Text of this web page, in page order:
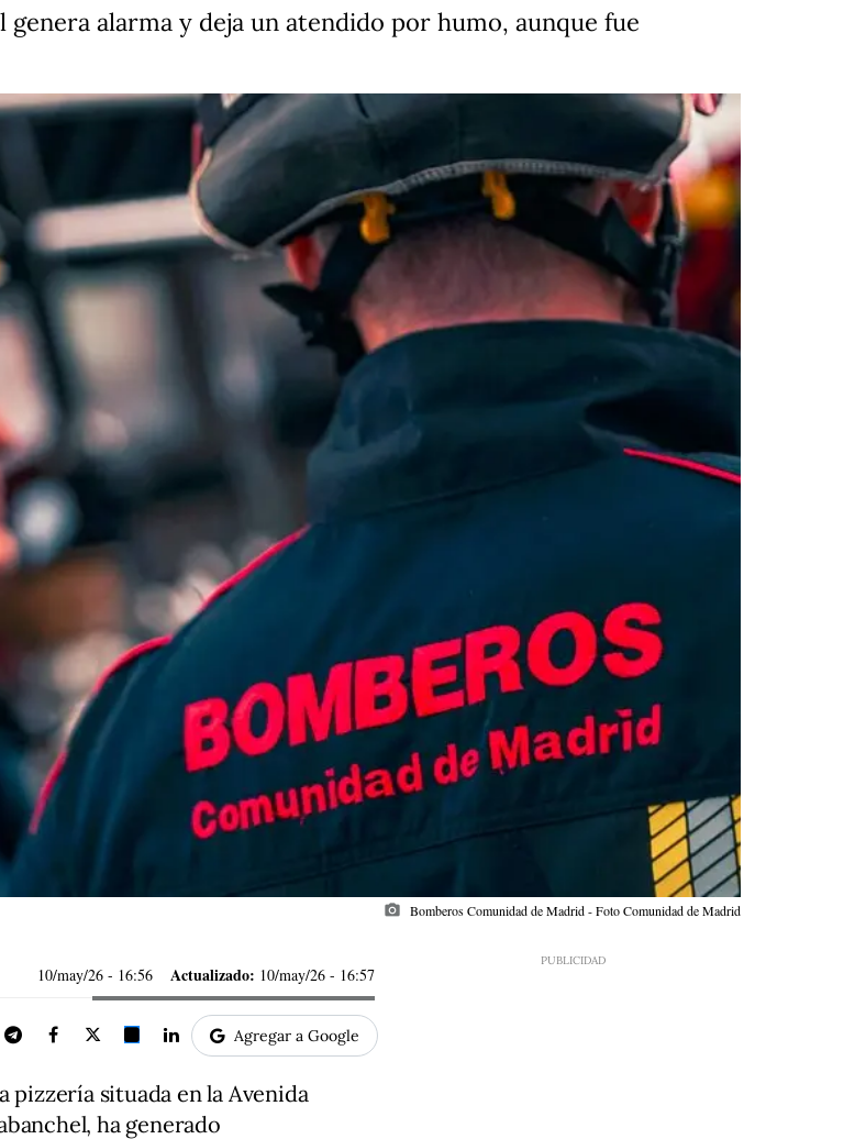
alarma y deja un atendido por humo, aunque fue
photo_camera Bomberos Comunidad de Madrid - Foto Comunidad de Madrid
10/may/26 - 16:56 Actualizado: 10/may/26 - 16:57
Agregar a Google
situada en la Avenida
ha generado